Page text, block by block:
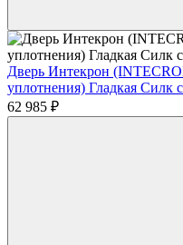
Дверь Интекрон
уплотнения) Гладкая Силк
62 985 ₽